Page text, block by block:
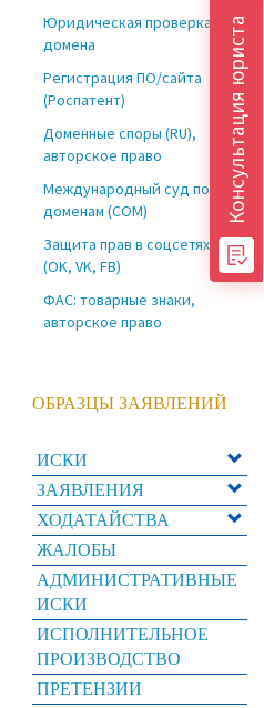
Юридическая проверка
домена
Регистрация ПО/сайта
(Роспатент)
Доменные споры (RU),
авторское право
Международный суд по
доменам (COM)
Защита прав в соцсетях
(OK, VK, FB)
ФАС: товарные знаки,
авторское право
ОБРАЗЦЫ ЗАЯВЛЕНИЙ
ИСКИ
ЗАЯВЛЕНИЯ
ХОДАТАЙСТВА
ЖАЛОБЫ
АДМИНИСТРАТИВНЫЕ
ИСКИ
ИСПОЛНИТЕЛЬНОЕ
ПРОИЗВОДСТВО
ПРЕТЕНЗИИ
Консультация юриста